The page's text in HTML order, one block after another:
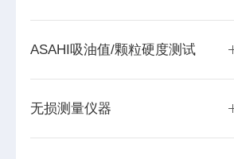
ASAHI吸油值/颗粒硬度测试
无损测量仪器